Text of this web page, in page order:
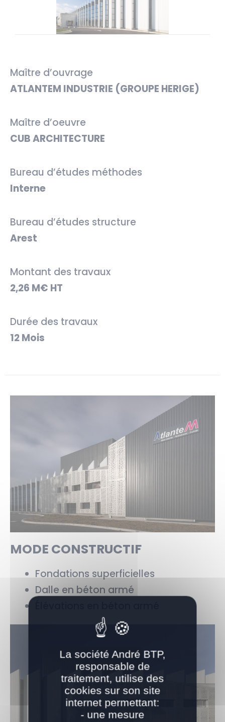
Maître d’ouvrage
ATLANTEM INDUSTRIE (GROUPE HERIGE)
Maître d’oeuvre
CUB ARCHITECTURE
Bureau d’études méthodes
Interne
Bureau d’études structure
Arest
Montant des travaux
2,26 M€ HT
Durée des travaux
12 Mois
MODE CONSTRUCTIF
Fondations superficielles
Dalle en béton armé
La société André BTP,
responsable de
traitement, utilise des
cookies sur son site
internet permettant:
- une mesure